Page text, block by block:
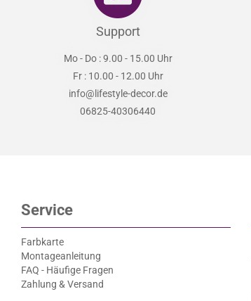
Support
Mo - Do : 9.00 - 15.00 Uhr
Fr : 10.00 - 12.00 Uhr
info@lifestyle-decor.de
06825-40306440
Service
Farbkarte
Montageanleitung
FAQ - Häufige Fragen
Zahlung & Versand